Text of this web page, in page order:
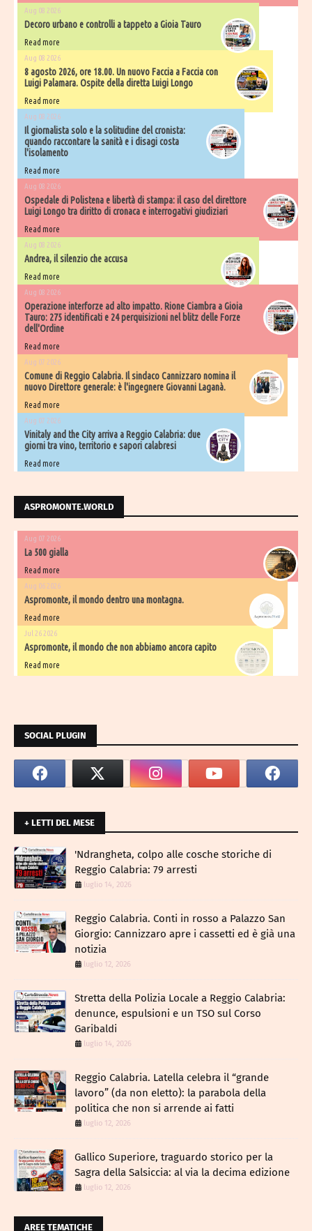
Aug 08 2026
Decoro urbano e controlli a tappeto a Gioia Tauro
Read more
Aug 08 2026
8 agosto 2026, ore 18.00. Un nuovo Faccia a Faccia con
Luigi Palamara. Ospite della diretta Luigi Longo
Read more
Aug 08 2026
Il giornalista solo e la solitudine del cronista:
quando raccontare la sanità e i disagi costa
l'isolamento
Read more
Aug 08 2026
Ospedale di Polistena e libertà di stampa: il caso del direttore
Luigi Longo tra diritto di cronaca e interrogativi giudiziari
Read more
Aug 08 2026
Andrea, il silenzio che accusa
Read more
Aug 08 2026
Operazione interforze ad alto impatto. Rione Ciambra a Gioia
Tauro: 275 identificati e 24 perquisizioni nel blitz delle Forze
dell'Ordine
Read more
Aug 07 2026
Comune di Reggio Calabria. Il sindaco Cannizzaro nomina il
nuovo Direttore generale: è l'ingegnere Giovanni Laganà.
Read more
Aug 07 2026
Vinitaly and the City arriva a Reggio Calabria: due
giorni tra vino, territorio e sapori calabresi
Read more
ASPROMONTE.WORLD
Aug 07 2026
La 500 gialla
Read more
Aug 06 2026
Aspromonte, il mondo dentro una montagna.
Read more
Jul 26 2026
Aspromonte, il mondo che non abbiamo ancora capito
Read more
SOCIAL PLUGIN
+ LETTI DEL MESE
​'Ndrangheta, colpo alle cosche storiche di
Reggio Calabria: 79 arresti
luglio 14, 2026
Reggio Calabria. Conti in rosso a Palazzo San
Giorgio: Cannizzaro apre i cassetti ed è già una
notizia
luglio 12, 2026
​Stretta della Polizia Locale a Reggio Calabria:
denunce, espulsioni e un TSO sul Corso
Garibaldi
luglio 14, 2026
Reggio Calabria. Latella celebra il “grande
lavoro” (da non eletto): la parabola della
politica che non si arrende ai fatti
luglio 12, 2026
Gallico Superiore, traguardo storico per la
Sagra della Salsiccia: al via la decima edizione
luglio 12, 2026
AREE TEMATICHE